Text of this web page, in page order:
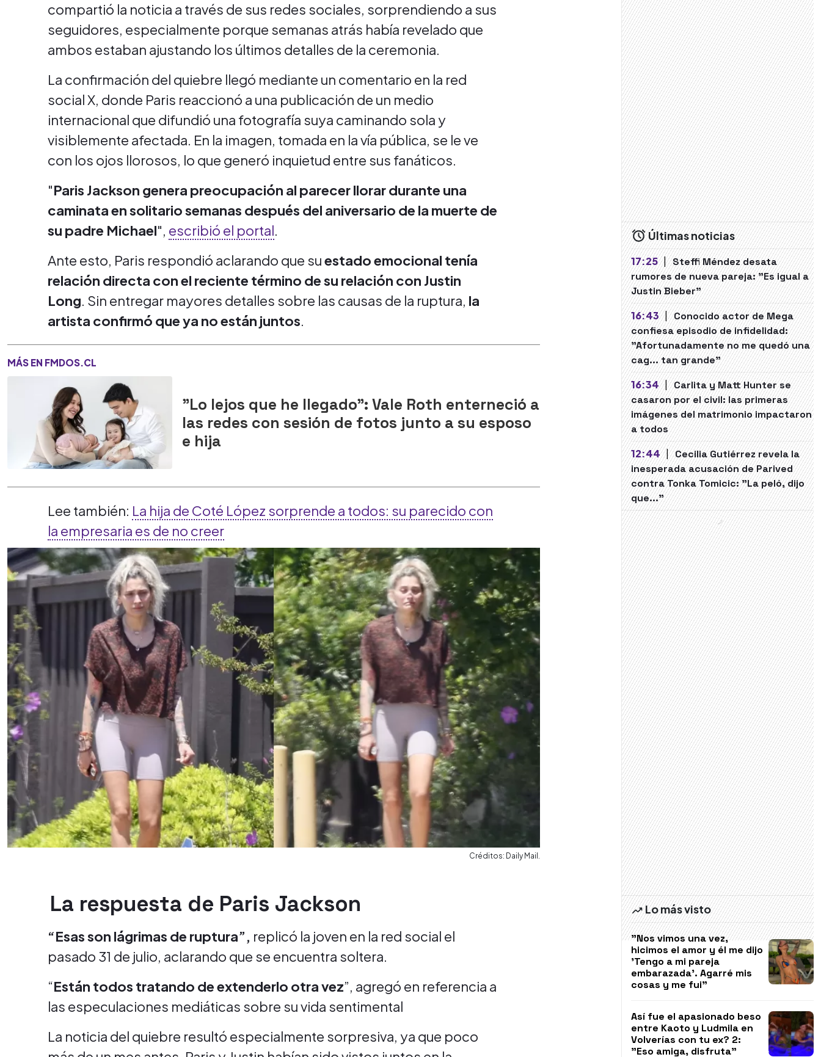
compartió la noticia a través de sus redes sociales, sorprendiendo a sus
seguidores, especialmente porque semanas atrás había revelado que
ambos estaban ajustando los últimos detalles de la ceremonia.
La confirmación del quiebre llegó mediante un comentario en la red
social X, donde Paris reaccionó a una publicación de un medio
internacional que difundió una fotografía suya caminando sola y
visiblemente afectada. En la imagen, tomada en la vía pública, se le ve
con los ojos llorosos, lo que generó inquietud entre sus fanáticos.
"Paris Jackson genera preocupación al parecer llorar durante una
caminata en solitario semanas después del aniversario de la muerte de
su padre Michael", escribió el portal.
Ante esto, Paris respondió aclarando que suestado emocional tenía
relación directa con el reciente término de su relación con Justin
Long. Sin entregar mayores detalles sobre las causas de la ruptura, la
artista confirmó que ya no están juntos.
MÁS EN FMDOS.CL
"Lo lejos que he llegado": Vale Roth enterneció a
las redes con sesión de fotos junto a su esposo
e hija
Lee también: La hija de Coté López sorprende a todos: su parecido con
la empresaria es de no creer
Créditos: Daily Mail.
La respuesta de Paris Jackson
“Esas son lágrimas de ruptura”, replicó la joven en la red social el
pasado 31 de julio, aclarando que se encuentra soltera.
“Están todos tratando de extenderlo otra vez”, agregó en referencia a
las especulaciones mediáticas sobre su vida sentimental
La noticia del quiebre resultó especialmente sorpresiva, ya que poco
Últimas noticias
17:25 | Steffi Méndez desata
rumores de nueva pareja: "Es igual a
Justin Bieber"
16:43 | Conocido actor de Mega
confiesa episodio de infidelidad:
"Afortunadamente no me quedó una
cag... tan grande"
16:34 | Carlita y Matt Hunter se
casaron por el civil: las primeras
imágenes del matrimonio impactaron
a todos
12:44 | Cecilia Gutiérrez revela la
inesperada acusación de Parived
contra Tonka Tomicic: "La peló, dijo
que..."
Lo más visto
"Nos vimos una vez,
hicimos el amor y él me dijo
'Tengo a mi pareja
embarazada'. Agarré mis
cosas y me fui"
Así fue el apasionado beso
entre Kaoto y Ludmila en
Volverías con tu ex? 2:
"Eso amiga, disfruta"